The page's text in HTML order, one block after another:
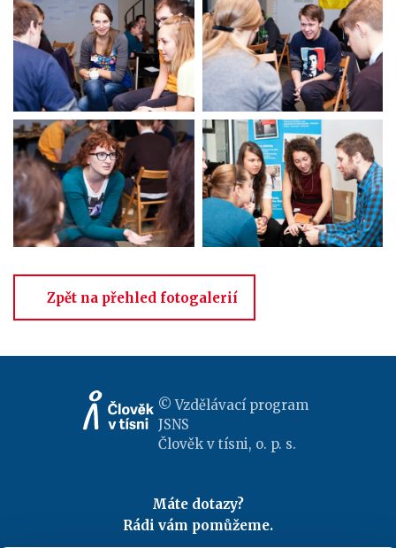
Zpět na přehled fotogalerií
© Vzdělávací program
JSNS
Člověk v tísni, o. p. s.
Máte dotazy?
Rádi vám pomůžeme.